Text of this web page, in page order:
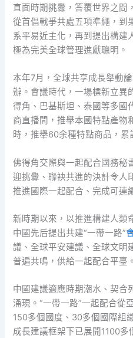
直面時期挑釁，答覆世界之問
從首倡戰爭共處五項準繩，到
系平易近主化，再到提出構建
極為完美全球管理進獻聰明。
本年7月，全球共享成長舉動
辦。會議時代，一場標新立異
得角、巴基斯坦、泰國等多國
商直播間，推舉本國特點產物
時，推舉60余種特點商品，
佛得角交際與一起配合國務秘
迎挑釁、聯袂共進的決計令人
推進國際一起配合、完成可連
新時期以來，以推進構建人類
中國先后提出共建“一帶一路”
議、全球平安建議、全球文明
普遍共鳴，供給一起配合平臺。
中國建議適應時期潮水、契合
涌現。“一帶一路”一起配合從
150多個國度、30多個國際組
成長建議框架下已展開1100